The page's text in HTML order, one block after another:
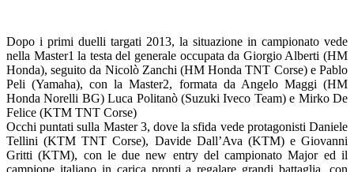
Dopo i primi duelli targati 2013, la situazione in campionato vede
nella Master1 la testa del generale occupata da Giorgio Alberti (HM
Honda), seguito da Nicolò Zanchi (HM Honda TNT Corse) e Pablo
Peli (Yamaha), con la Master2, formata da Angelo Maggi (HM
Honda Norelli BG) Luca Politanò (Suzuki Iveco Team) e Mirko De
Felice (KTM TNT Corse)
Occhi puntati sulla Master 3, dove la sfida vede protagonisti Daniele
Tellini (KTM TNT Corse), Davide Dall’Ava (KTM) e Giovanni
Gritti (KTM), con le due new entry del campionato Major ed il
campione italiano in carica pronti a regalare grandi battaglia, con